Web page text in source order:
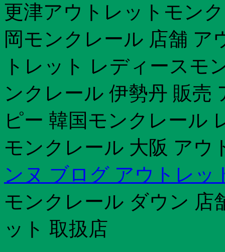
更津アウトレットモン
岡モンクレール 店舗 ア
トレット レディースモ
ンクレール 伊勢丹 販売
ピー 韓国モンクレール
モンクレール 大阪 アウ
ンヌ ブログ アウトレッ
モンクレール ダウン 店
ット 取扱店